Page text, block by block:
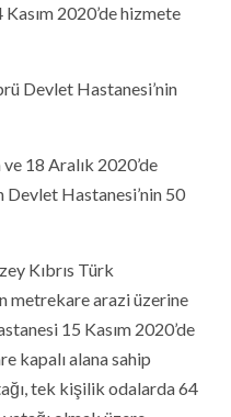
2020’de hizmete
Devlet Hastanesi’nin
ve 18 Aralık 2020’de
Devlet Hastanesi’nin 50
Kıbrıs Türk
metrekare arazi üzerine
15 Kasım 2020’de
kapalı alana sahip
tek kişilik odalarda 64